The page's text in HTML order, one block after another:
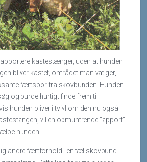
kastestænger, uden at hunden
bliver kastet, området man vælger,
færtspor fra skovbunden. Hunden
og burde hurtigt finde frem til
hunden bliver i tvivl om den nu også
vil en opmuntrende ”apport”
hunden.
andre færtforhold i en tæt skovbund